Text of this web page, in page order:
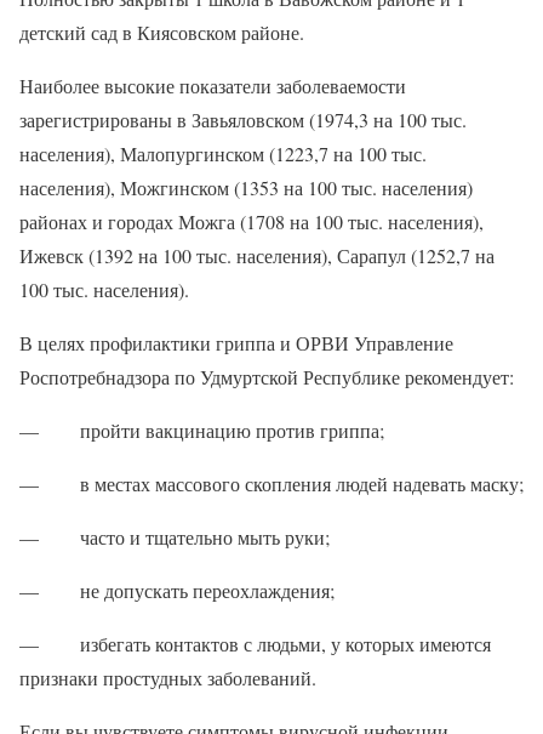
детский сад в Киясовском районе.
Наиболее высокие показатели заболеваемости
зарегистрированы в Завьяловском (1974,3 на 100 тыс.
населения), Малопургинском (1223,7 на 100 тыс.
населения), Можгинском (1353 на 100 тыс. населения)
районах и городах Можга (1708 на 100 тыс. населения),
Ижевск (1392 на 100 тыс. населения), Сарапул (1252,7 на
100 тыс. населения).
В целях профилактики гриппа и ОРВИ Управление
Роспотребнадзора по Удмуртской Республике рекомендует:
— пройти вакцинацию против гриппа;
— в местах массового скопления людей надевать маску;
— часто и тщательно мыть руки;
— не допускать переохлаждения;
— избегать контактов с людьми, у которых имеются
признаки простудных заболеваний.